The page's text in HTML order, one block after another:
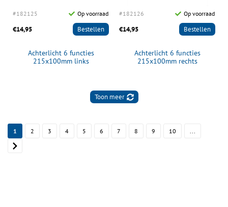
#182125 Op voorraad
€14,95 Bestellen
Achterlicht 6 functies
215x100mm links
#182126 Op voorraad
€14,95 Bestellen
Achterlicht 6 functies
215x100mm rechts
Toon meer
1 2 3 4 5 6 7 8 9 10 ...